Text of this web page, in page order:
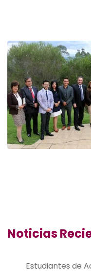
Noticias
Estudiantes de